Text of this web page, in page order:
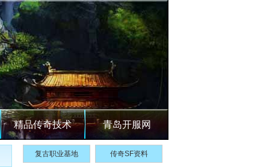
精品传奇技术 青岛开服网
复古职业基地 传奇SF资料